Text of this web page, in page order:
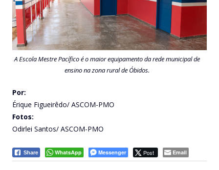
A Escola Mestre Pacífico é o maior equipamento da rede municipal de
ensino na zona rural de Óbidos.
Por:
Érique Figueirêdo/ ASCOM-PMO
Fotos:
Odirlei Santos/ ASCOM-PMO
Share WhatsApp Messenger Post Email